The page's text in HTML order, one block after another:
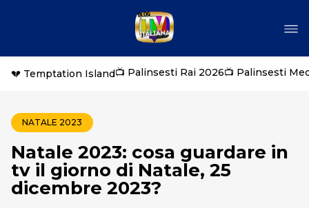
💔 Temptation Island📺 Palinsesti Rai 2026📺 Palinsesti
NATALE 2023
Natale 2023: cosa guardare in
tv il giorno di Natale, 25
dicembre 2023?